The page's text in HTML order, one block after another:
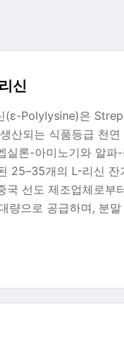
신
(ε-Polylysine)은
산되는 식품등급 천연
실론-아미노기와 알파
25–35개의 L-리신 잔
국 선도 제조업체로부
량으로 공급하며, 분